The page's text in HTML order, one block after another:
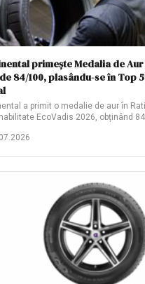
primește Medalia de Aur
84/100, plasându-se în Top
a primit o medalie de aur în
EcoVadis 2026, obținând